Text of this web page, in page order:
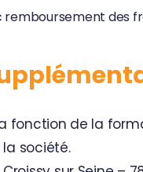
des
fonction de la
société.